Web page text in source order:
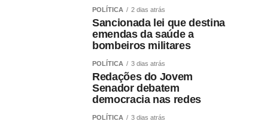
POLÍTICA 2 dias atrás
Sancionada lei que destina
emendas da saúde a
bombeiros militares
POLÍTICA 3 dias atrás
Redações do Jovem
Senador debatem
democracia nas redes
POLÍTICA 3 dias atrás